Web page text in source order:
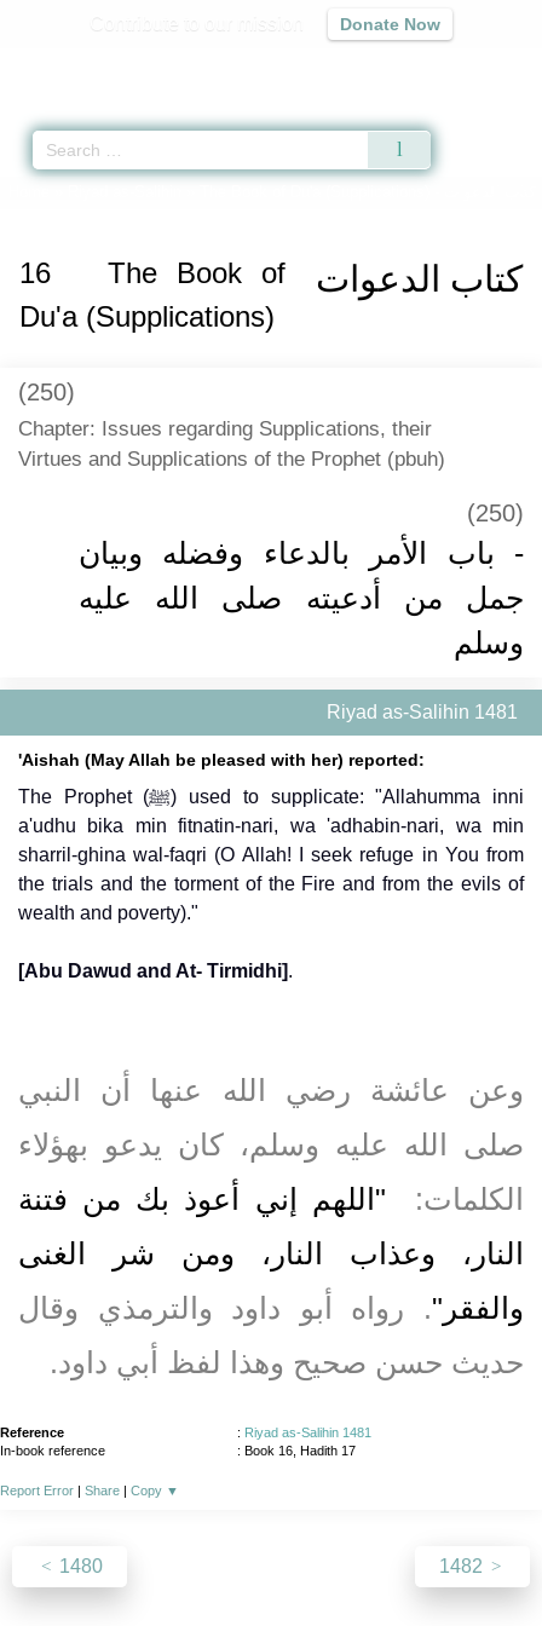
Donate Now
كتاب الدعوات 16
The Book of
Du'a (Supplications)
(250)
Chapter: Issues regarding Supplications, their
Virtues and Supplications of the Prophet (pbuh)
(250)
- باب الأمر بالدعاء وفضله وبيان
جمل من أدعيته صلى الله عليه
وسلم
Riyad as-Salihin 1481
'Aishah (May Allah be pleased with her) reported:
The Prophet (ﷺ) used to supplicate: "Allahumma inni
a'udhu bika min fitnatin-nari, wa 'adhabin-nari, wa min
sharril-ghina wal-faqri (O Allah! I seek refuge in You from
the trials and the torment of the Fire and from the evils of
wealth and poverty)."
[Abu Dawud and At- Tirmidhi].
وعن عائشة رضي الله عنها أن النبي
صلى الله عليه وسلم، كان يدعو بهؤلاء
الكلمات‏:‏ ‏
"‏اللهم إني أعوذ بك من فتنة
النار، وعذاب النار، ومن شر الغنى
والفقر‏"‏‏.‏ رواه أبو داود والترمذي وقال
حديث حسن صحيح وهذا لفظ أبي داود‏.‏
Reference : Riyad as-Salihin 1481
In-book reference
: Book 16, Hadith 17
Report Error | Share | Copy ▼
1480 1482